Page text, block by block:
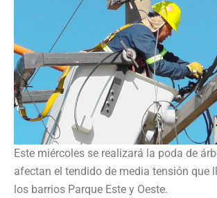
Este miércoles se realizará la poda de
afectan el tendido de media tensión que
los barrios Parque Este y Oeste.